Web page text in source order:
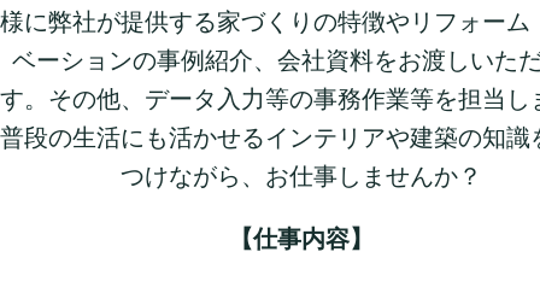
様に弊社が提供する家づくりの特徴やリフォーム
ベーションの事例紹介、会社資料をお渡しいた
す。その他、データ入力等の事務作業等を担当し
普段の生活にも活かせるインテリアや建築の知識
つけながら、お仕事しませんか？
【仕事内容】